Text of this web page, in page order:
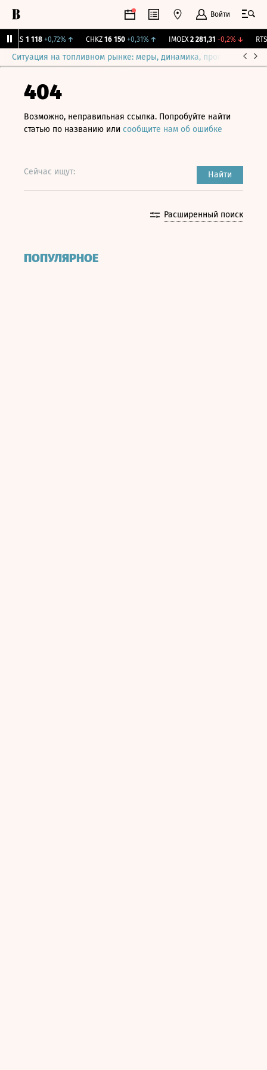
Войти
1 118 +0,72%↑ CHKZ 16 150 +0,31% ↑ IMOEX 2 281,31 -0,2%↓ RTSI
Ситуация на топливном рынке: меры, динамика, прогнозы
404
Возможно, неправильная ссылка. Попробуйте найти
статью по названию или сообщите нам об ошибке
Сейчас ищут: Найти
Расширенный поиск
ПОПУЛЯРНОЕ